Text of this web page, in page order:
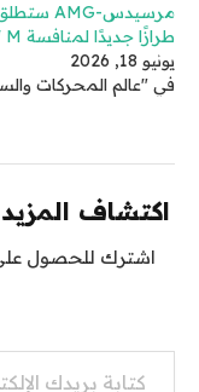
طرازًا جديدًا لمنافسة BMW M
يونيو 18, 2026
في "عالم المحركات
اكتشاف
اشترك للحصول
كتابة بريدك الإلكتروني...